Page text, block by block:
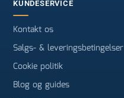
KUNDESERVICE
Kontakt os
Salgs- & leveringsbetingelser
Cookie politik
Blog og guides